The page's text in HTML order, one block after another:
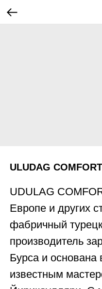
ULUDAG COMFORT
UDULAG
Европе и других
фабричный
производитель
Бурса и основана
известным